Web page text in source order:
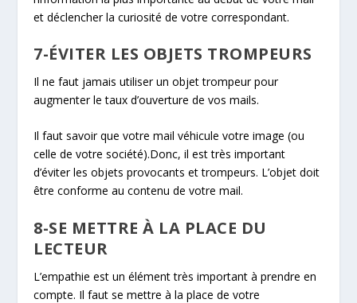
et déclencher la curiosité de votre correspondant.
7-ÉVITER LES OBJETS TROMPEURS
Il ne faut jamais utiliser un objet trompeur pour
augmenter le taux d’ouverture de vos mails.
Il faut savoir que votre mail véhicule votre image (ou
celle de votre société).Donc, il est très important
d’éviter les objets provocants et trompeurs. L’objet doit
être conforme au contenu de votre mail.
8-SE METTRE À LA PLACE DU
LECTEUR
L’empathie est un élément très important à prendre en
compte. Il faut se mettre à la place de votre